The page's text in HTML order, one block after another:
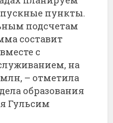
пункты.
подсчетам
составит
с
на
– отметила
образования
Гульсим